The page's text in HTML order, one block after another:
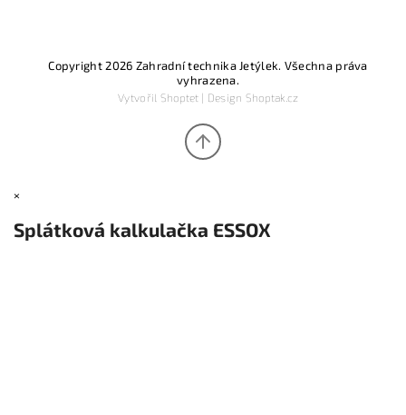
Copyright 2026 Zahradní technika Jetýlek. Všechna práva
vyhrazena.
Vytvořil Shoptet| Design Shoptak.cz
×
Splátková kalkulačka ESSOX